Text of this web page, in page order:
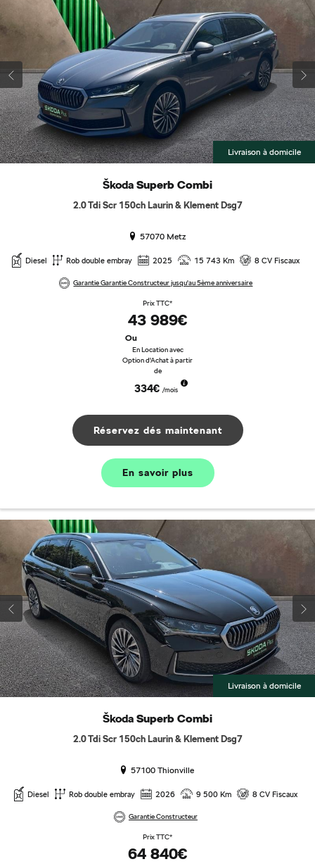
Livraison à domicile
Škoda Superb Combi
2.0 Tdi Scr 150ch Laurin & Klement Dsg7
57070 Metz
Diesel Rob double embray 2025 15 743 Km 8 CV Fiscaux
Garantie Garantie Constructeur jusqu'au 5ème anniversaire
Prix TTC*
43 989€
Ou
En Location avec
Option d'Achat à partir
de
334€ /mois
Réservez dés maintenant
En savoir plus
Livraison à domicile
Škoda Superb Combi
2.0 Tdi Scr 150ch Laurin & Klement Dsg7
57100 Thionville
Diesel Rob double embray 2026 9 500 Km 8 CV Fiscaux
Garantie Constructeur
Prix TTC*
64 840€